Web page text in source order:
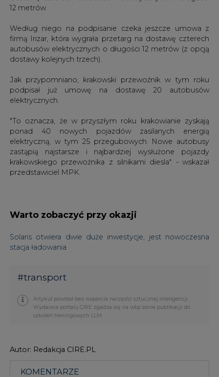
12 metrów
Według niego na podpisanie czeka jeszcze umowa z
firmą Irizar, która wygrała przetarg na dostawę czterech
autobusów elektrycznych o długości 12 metrów (z opcją
dostawy kolejnych trzech).
Jak przypomniano, krakowski przewoźnik w tym roku
podpisał już umowę na dostawę 20 autobusów
elektrycznych.
"To oznacza, że w przyszłym roku krakowianie zyskają
ponad 40 nowych pojazdów zasilanych energią
elektryczną, w tym 25 przegubowych. Nowe autobusy
zastąpią najstarsze i najbardziej wysłużone pojazdy
krakowskiego przewoźnika z silnikami diesla" - wskazał
przedstawiciel MPK.
Warto zobaczyć przy okazji
Solaris otwiera dwie duże inwestycje, jest nowoczesna
stacja ładowania
#transport
Artykuł powstał bez wsparcia narzędzi sztucznej inteligencji.
Wydawca portalu CIRE zgadza się na włączenie publikacji do
szkoleń treningowych LLM.
Autor: Redakcja CIRE.PL
KOMENTARZE